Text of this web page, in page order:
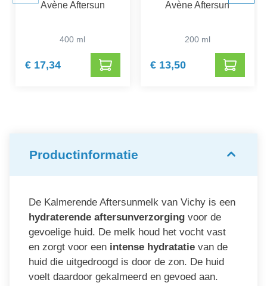
Avène Aftersun
400 ml
€ 17,34
Avène Aftersun
200 ml
€ 13,50
Productinformatie
De Kalmerende Aftersunmelk van Vichy is een
hydraterende aftersunverzorging voor de
gevoelige huid. De melk houd het vocht vast
en zorgt voor een intense hydratatie van de
huid die uitgedroogd is door de zon. De huid
voelt daardoor gekalmeerd en gevoed aan.